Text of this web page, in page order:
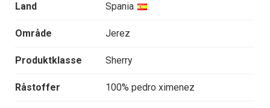
Land Spania
Område Jerez
Produktklasse Sherry
Råstoffer 100% pedro ximenez